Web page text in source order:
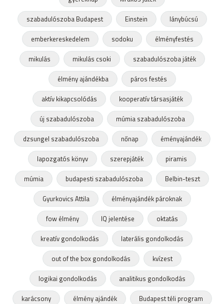
szabadulószoba Budapest
Einstein
lánybúcsú
emberkereskedelem
sodoku
élményfestés
mikulás
mikulás csoki
szabadulószoba játék
élmény ajándékba
páros festés
aktív kikapcsolódás
kooperatív társasjáték
új szabadulószoba
múmia szabadulószoba
dzsungel szabadulószoba
nőnap
éményajándék
lapozgatós könyv
szerepjáték
piramis
múmia
budapesti szabadulószoba
Belbin-teszt
Gyurkovics Attila
élményajándék pároknak
fow élmény
IQ jelentése
oktatás
kreatív gondolkodás
laterális gondolkodás
out of the box gondolkodás
kvízest
logikai gondolkodás
analitikus gondolkodás
karácsony
élmény ajándék
Budapest téli program